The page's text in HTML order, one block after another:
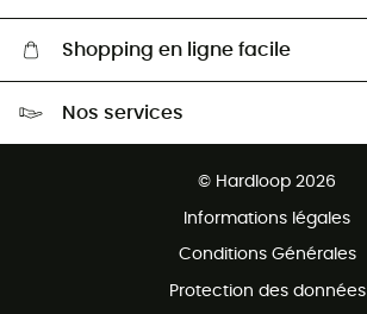
Shopping en ligne facile
Nos services
© Hardloop 2026
Informations légales
Conditions Générales
Protection des données